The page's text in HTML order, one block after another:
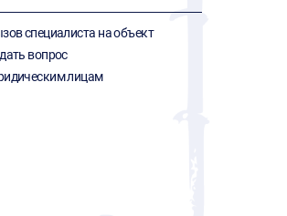
специалиста на объект
вопрос
лицам